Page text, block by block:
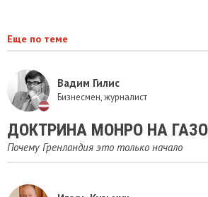
Еще по теме
Вадим Гилис
Бизнесмен, журналист
ДОКТРИНА МОНРО НА
Почему Гренландия это только начало